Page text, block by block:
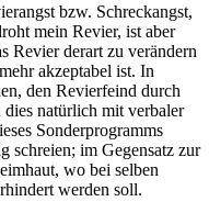
bzw. Schreckangst,
mein Revier, ist aber
Revier derart zu verändern
akzeptabel ist. In
den Revierfeind durch
natürlich mit verbaler
Sonderprogramms
schreien; im Gegensatz zur
wo bei selben
werden soll.